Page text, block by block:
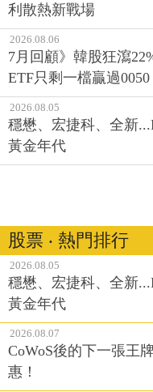
利散熱新戰場
2026.08.06
7月回顧》韓股狂瀉
ETF只剩一檔贏過0050
2026.08.05
穩懋、宏捷科、全新
黃金年代
股票 ‧ 熱門排行
2026.08.05
穩懋、宏捷科、全新
黃金年代
2026.08.07
CoWoS後的下一張王
惠！